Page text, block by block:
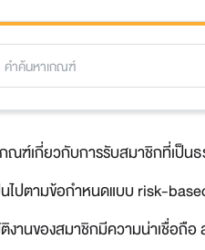
ฑ์เกี่ยวกับการรับสมาชิกที่เป็นธ
ไปตามข้อกำหนดแบบ risk-
งานของสมาชิกมีความน่าเชื่อถื